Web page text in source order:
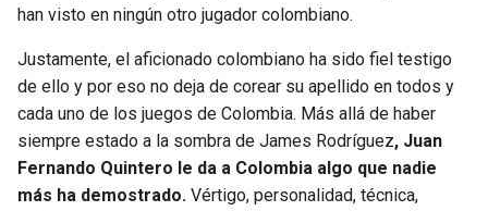
han visto en ningún otro jugador colombiano.
Justamente, el aficionado colombiano ha sido fiel testigo
de ello y por eso no deja de corear su apellido en todos y
cada uno de los juegos de Colombia. Más allá de haber
siempre estado a la sombra de James Rodríguez, Juan
Fernando Quintero le da a Colombia algo que nadie
más ha demostrado. Vértigo, personalidad, técnica,